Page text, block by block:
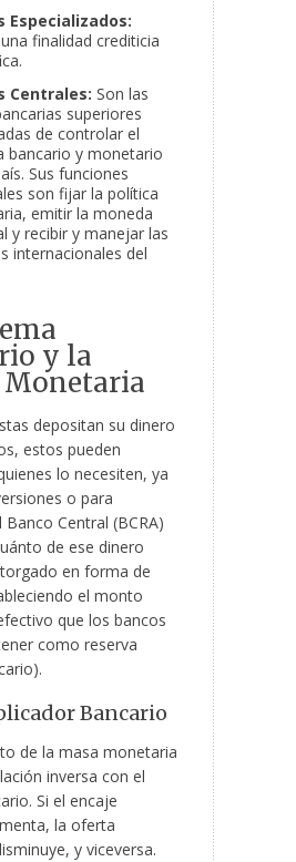
Especializados:
finalidad crediticia
Centrales: Son las
superiores
de controlar el
bancario y monetario
Sus funciones
son fijar la política
emitir la moneda
y recibir y manejar las
internacionales del
y la
Monetaria
depositan su dinero
estos pueden
lo necesiten, ya
o para
Central (BCRA)
de ese dinero
en forma de
el monto
que los bancos
como reserva
Bancario
de la masa monetaria
inversa con el
Si el encaje
la oferta
y viceversa.